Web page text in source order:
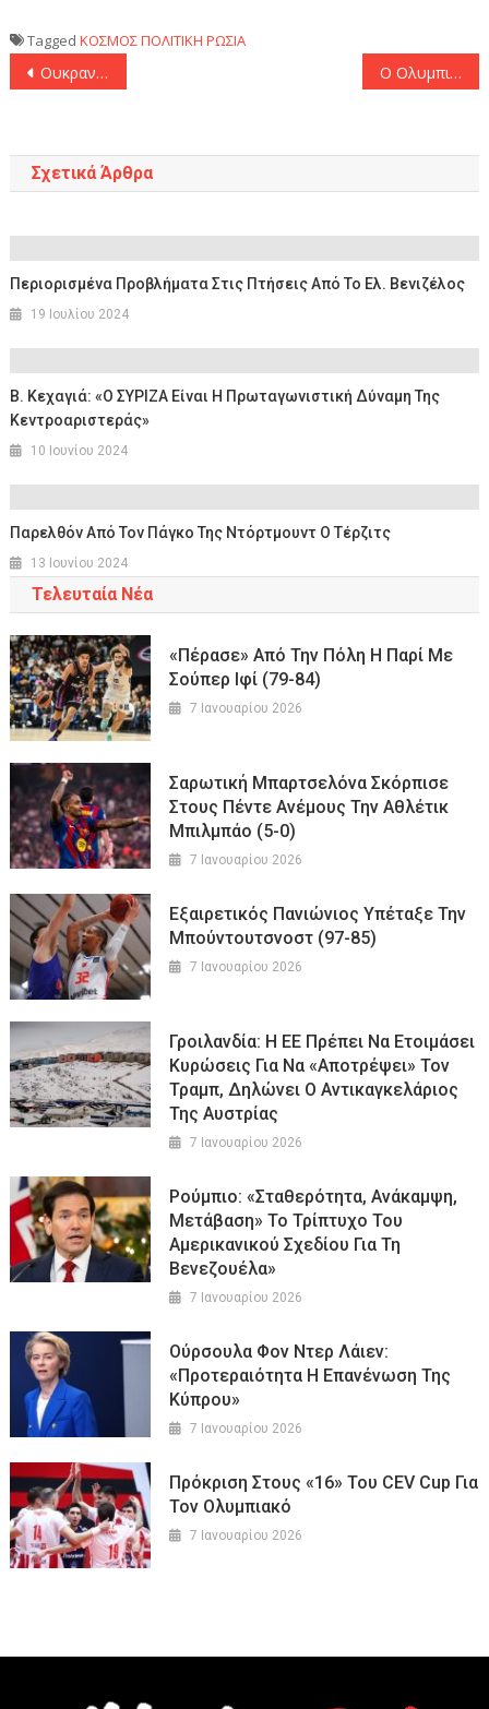
Tagged ΚΟΣΜΟΣΠΟΛΙΤΙΚΗ ΡΩΣΙΑ
Πλοήγηση
Ουκρανία: Το Κίεβο δεν θέλει μια «παγωμένη σύρραξη» Ο Ολυμπιακός έχασε σωρεία ευκαιριών απέναντι στην Μπόντο Γκλιμτ και αποχαιρέτησε το φετινό ευρωπαϊκό όνειρο, παρά τη νίκη του με 2-1
Σχετικά Άρθρα
Περιορισμένα Προβλήματα Στις Πτήσεις Από Το Ελ. Βενιζέλος
19 Ιουλίου 2024
Β. Κεχαγιά: «Ο ΣΥΡΙΖΑ Είναι Η Πρωταγωνιστική Δύναμη Της
Κεντροαριστεράς»
10 Ιουνίου 2024
Παρελθόν Από Τον Πάγκο Της Ντόρτμουντ Ο Τέρζιτς
13 Ιουνίου 2024
Τελευταία Νέα
«Πέρασε» Από Την Πόλη Η Παρί Με
Σούπερ Ιφί (79-84)
7 Ιανουαρίου 2026
Σαρωτική Μπαρτσελόνα Σκόρπισε
Στους Πέντε Ανέμους Την Αθλέτικ
Μπιλμπάο (5-0)
7 Ιανουαρίου 2026
Εξαιρετικός Πανιώνιος Υπέταξε Την
Μπούντουτσνοστ (97-85)
7 Ιανουαρίου 2026
Γροιλανδία: Η ΕΕ Πρέπει Να Ετοιμάσει
Κυρώσεις Για Να «αποτρέψει» Τον
Τραμπ, Δηλώνει Ο Αντικαγκελάριος
Της Αυστρίας
7 Ιανουαρίου 2026
Ρούμπιο: «Σταθερότητα, Ανάκαμψη,
Μετάβαση» Το Τρίπτυχο Του
Αμερικανικού Σχεδίου Για Τη
Βενεζουέλα»
7 Ιανουαρίου 2026
Ούρσουλα Φον Ντερ Λάιεν:
«Προτεραιότητα Η Επανένωση Της
Κύπρου»
7 Ιανουαρίου 2026
Πρόκριση Στους «16» Του CEV Cup Για
Τον Ολυμπιακό
7 Ιανουαρίου 2026